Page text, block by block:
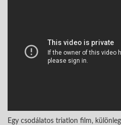
Egy csodálatos triatlon film,